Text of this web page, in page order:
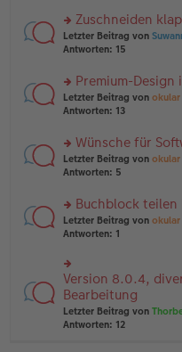
tr
a
g
e
n
er
tr
a
g
n
g
el
e
n
er
tr
a
g
rs
te
n
g
el
e
n
er
tr
a
g
Zuschneiden
Letzter Beitrag von
Antworten: 15
rs
te
n
g
el
e
n
er
tr
a
g
Premium-
Letzter Beitrag von okular
Antworten: 13
rs
te
n
g
el
e
n
er
B
ei
tr
Wünsche für
Letzter Beitrag von okular
Antworten: 5
rs
te
u
n
g
el
es
e
Buchblock teilen
Letzter Beitrag von okular
Antworten: 1
rs
te
r
u
n
Version 8.0.4,
Bearbeitung
Letzter Beitrag von
Antworten: 12